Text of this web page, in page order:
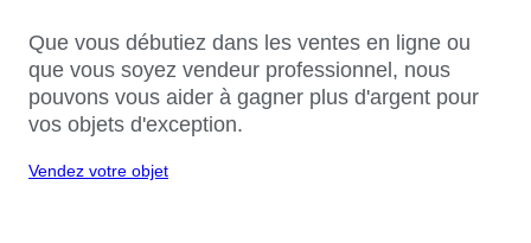
Que vous débutiez dans les ventes en ligne ou
que vous soyez vendeur professionnel, nous
pouvons vous aider à gagner plus d'argent pour
vos objets d'exception.
Vendez votre objet